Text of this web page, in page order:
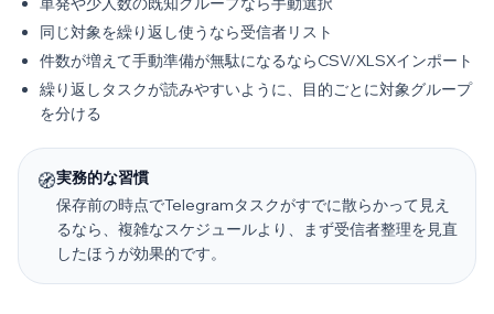
同じ対象を繰り返し使うなら受信者リスト
件数が増えて手動準備が無駄になるならCSV/XLSXインポート
繰り返しタスクが読みやすいように、目的ごとに対象グループ
を分ける
🧭実務的な習慣
保存前の時点でTelegramタスクがすでに散らかって見え
るなら、複雑なスケジュールより、まず受信者整理を見直
したほうが効果的です。